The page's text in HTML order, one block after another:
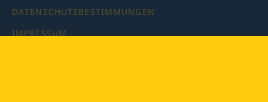
DATENSCHUTZBESTIMMUNGEN
IMPRESSUM